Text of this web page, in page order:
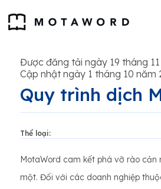
Được đăng tải ngày 19 tháng
Cập nhật ngày 1 tháng 10 năm
Quy trình dịch
Thể loại:
MotaWord cam kết phá vỡ rào cản
một. Đối với các doanh nghiệp